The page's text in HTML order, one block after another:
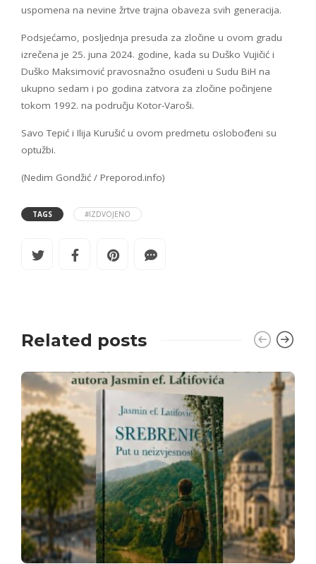
uspomena na nevine žrtve trajna obaveza svih generacija.
Podsjećamo, posljednja presuda za zločine u ovom gradu
izrečena je 25. juna 2024. godine, kada su Duško Vujičić i
Duško Maksimović pravosnažno osuđeni u Sudu BiH na
ukupno sedam i po godina zatvora za zločine počinjene
tokom 1992. na području Kotor-Varoši.
Savo Tepić i Ilija Kurušić u ovom predmetu oslobođeni su
optužbi.
(Nedim Gondžić / Preporod.info)
TAGS #IZDVOJENO
Related posts